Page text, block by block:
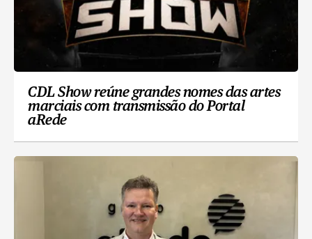
CDL Show reúne grandes nomes das artes
marciais com transmissão do Portal
aRede